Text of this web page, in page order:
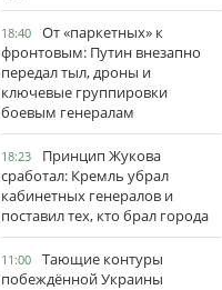
18:40
От «паркетных» к
фронтовым: Путин внезапно
передал тыл, дроны и
ключевые группировки
боевым генералам
18:23
Принцип Жукова
сработал: Кремль убрал
кабинетных генералов и
поставил тех, кто брал города
11:00
Тающие контуры
побеждённой Украины